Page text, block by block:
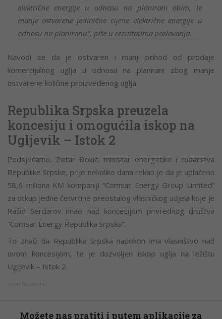
električne energije u odnosu na planirani obim, te
manje ostvarene jedinične cijene električne energije u
odnosu na planiranu”, piše u rezultatima poslovanja.
Navodi se da je ostvaren i manji prihod od prodaje
komercijalnog uglja u odnosu na planirani zbog manje
ostvarene količine proizvedenog uglja.
Republika Srpska preuzela
koncesiju i omogućila iskop na
Ugljevik – Istok 2
Podsjećamo, Petar Đokić, ministar energetike i rudarstva
Republike Srpske, prije nekoliko dana rekao je da je uplaćeno
58,6 miliona KM kompaniji “Comsar Energy Group Limited”
za otkup jedne četvrtine preostalog vlasničkog udjela koje je
Rašid Serdarov imao nad koncesijom privrednog društva
“Comsar Energy Republika Srpska”.
To znači da Republika Srpska napokon ima vlasništvo nad
ovom koncesijom, te je dozvoljen iskop uglja na ležištu
Ugljevik – Istok 2.
Možete nas pratiti i putem aplikacije za